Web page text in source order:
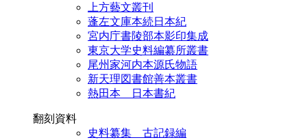
上方藝文叢刊
蓬左文庫本続日本紀
宮内庁書陵部本影印集成
東京大学史料編纂所叢書
尾州家河内本源氏物語
新天理図書館善本叢書
熱田本 日本書紀
翻刻資料
史料纂集 古記録編